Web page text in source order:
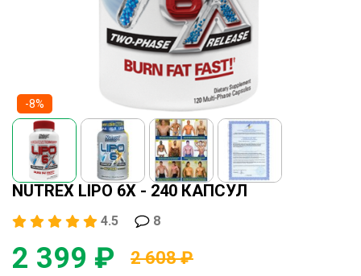
-8%
NUTREX LIPO 6X - 240 КАПСУЛ
4.5 8
2 399 ₽ 2 608 ₽